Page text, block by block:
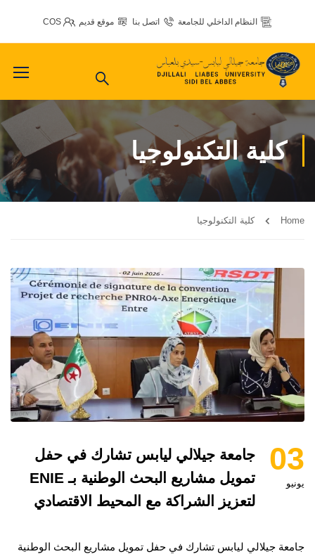
النظام الداخلي للجامعة اتصل بنا موقع قديم COS
كلية التكنولوجيا
Home كلية التكنولوجيا
03
يونيو
جامعة جيلالي ليابس تشارك في حفل
تمويل مشاريع البحث الوطنية بـ ENIE
لتعزيز الشراكة مع المحيط الاقتصادي
جامعة جيلالي ليابس تشارك في حفل تمويل مشاريع البحث الوطنية